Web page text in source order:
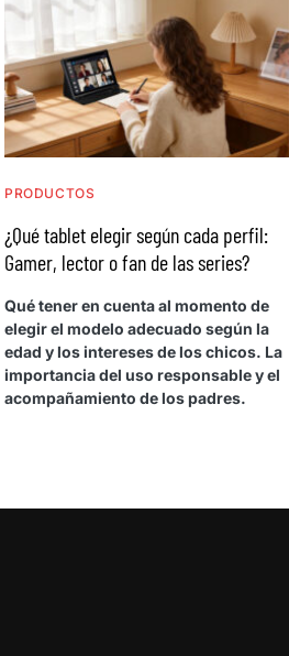
PRODUCTOS
¿Qué tablet elegir según cada perfil:
Gamer, lector o fan de las series?
Qué tener en cuenta al momento de
elegir el modelo adecuado según la
edad y los intereses de los chicos. La
importancia del uso responsable y el
acompañamiento de los padres.